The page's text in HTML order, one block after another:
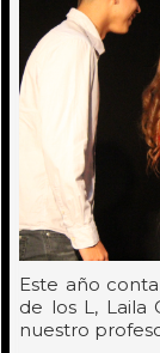
Este año contamos con Mariela Trujillo, profesora jefe
de los L, Laila
nuestro